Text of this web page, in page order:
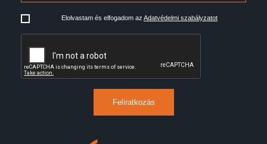
Elolvastam és elfogadom az Adatvédelmi szabályzatot
Feliratkozás